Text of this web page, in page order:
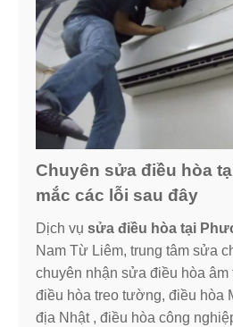
Chuyên sửa điều hòa
mắc các lỗi sau đây
Dịch vụ sửa điều hòa tại
Nam Từ Liêm, trung tâm sửa
chuyên nhận sửa điều hòa âm
điều hòa treo tường, điều hòa
địa Nhật , điều hòa công